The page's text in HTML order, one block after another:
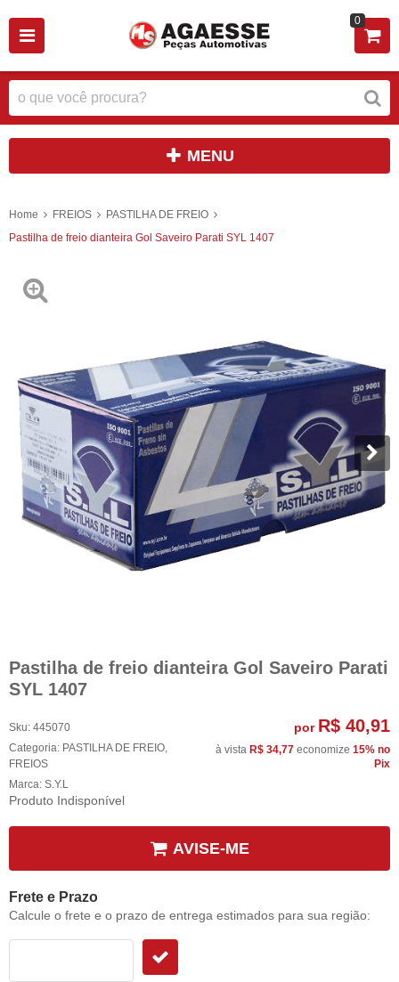
0
MENU
Home FREIOS
PASTILHA DE FREIO
Pastilha de freio dianteira Gol Saveiro Parati SYL 1407
Pastilha de freio dianteira Gol Saveiro Parati
SYL 1407
Sku: 445070
Categoria: PASTILHA DE FREIO,
FREIOS
Marca: S.Y.L
Produto Indisponível
por R$ 40,91
à vista R$ 34,77 economize 15% no
Pix
AVISE-ME
Frete e Prazo
Calcule o frete e o prazo de entrega estimados para sua região: